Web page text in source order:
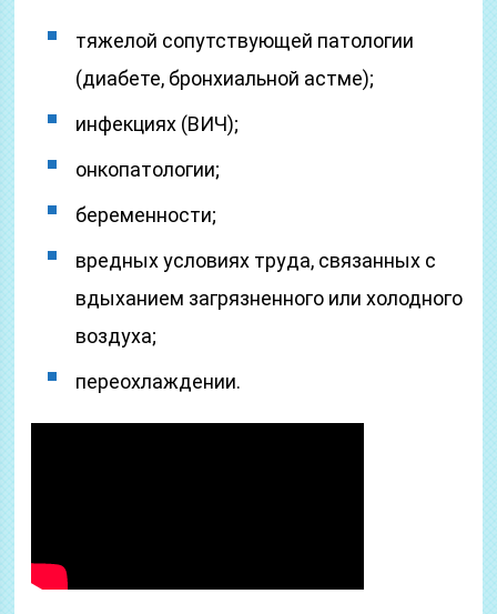
тяжелой сопутствующей патологии
(диабете, бронхиальной астме);
инфекциях (ВИЧ);
онкопатологии;
беременности;
вредных условиях труда, связанных с
вдыханием загрязненного или холодного
воздуха;
переохлаждении.